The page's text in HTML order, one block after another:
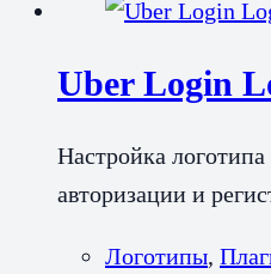
Uber Login
Настройка
авторизации и
Логотипы,